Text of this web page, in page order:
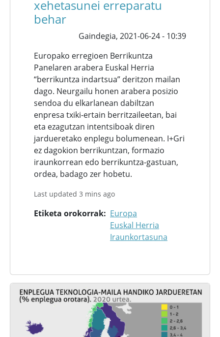
xehetasunei erreparatu
behar
Gaindegia, 2021-06-24 - 10:39
Europako erregioen Berrikuntza
Panelaren arabera Euskal Herria
“berrikuntza indartsua” deritzon mailan
dago. Neurgailu honen arabera posizio
sendoa du elkarlanean dabiltzan
enpresa txiki-ertain berritzaileetan, bai
eta ezagutzan intentsiboak diren
jardueretako enplegu bolumenean. I+Gri
ez dagokion berrikuntzan, formazio
iraunkorrean edo berrikuntza-gastuan,
ordea, badago zer hobetu.
Last updated 3 mins ago
Etiketa orokorrak
Europa
Euskal Herria
Iraunkortasuna